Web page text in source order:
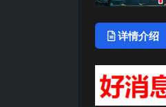
详情介绍